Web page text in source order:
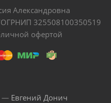
Александровна
325508100350519
офертой
— Евгений Донич